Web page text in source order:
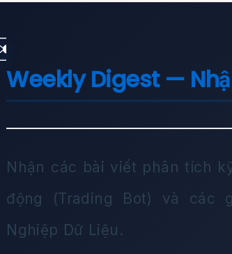
Weekly Digest —
Nhận các bài viết phân tích
động (Trading Bot) và các
Nghiệp Dữ Liệu.